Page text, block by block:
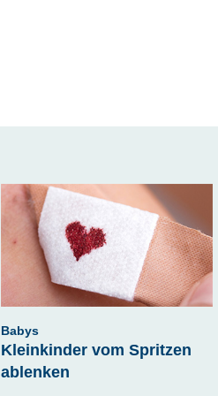
Babys
Kleinkinder vom Spritzen
ablenken